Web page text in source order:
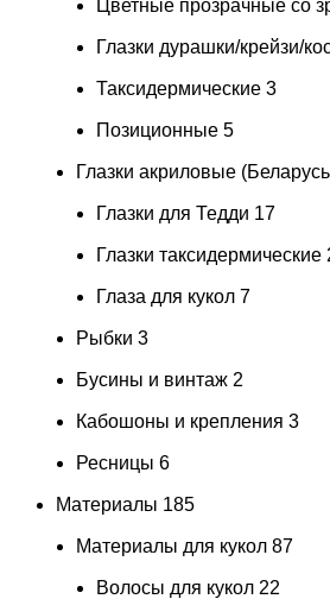
Цветные прозрачные со
Глазки дурашки/крейзи/
Таксидермические 3
Позиционные 5
Глазки акриловые
Глазки для Тедди 17
Глазки таксидермические
Глаза для кукол 7
Рыбки 3
Бусины и винтаж 2
Кабошоны и крепления 3
Ресницы 6
Материалы 185
Материалы для кукол 87
Волосы для кукол 22